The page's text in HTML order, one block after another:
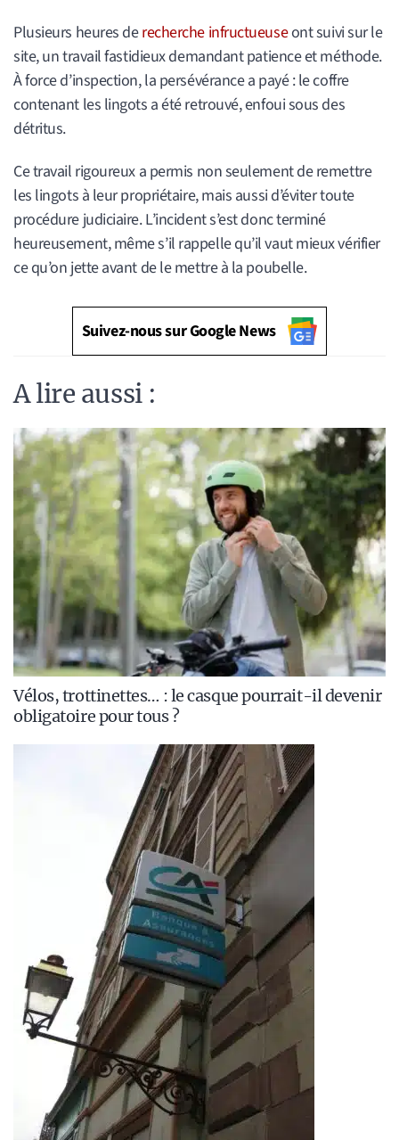
Plusieurs heures derecherche infructueuseont suivi sur le
site, un travail fastidieux demandant patience et méthode.
À force d’inspection, la persévérance a payé : le coffre
contenant les lingots a été retrouvé, enfoui sous des
détritus.
Ce travail rigoureux a permis non seulement de remettre
les lingots à leur propriétaire, mais aussi d’éviter toute
procédure judiciaire. L’incident s’est donc terminé
heureusement, même s’il rappelle qu’il vaut mieux vérifier
ce qu’on jette avant de le mettre à la poubelle.
Suivez-nous sur Google News
A lire aussi :
Vélos, trottinettes… : le casque pourrait-il devenir
obligatoire pour tous ?